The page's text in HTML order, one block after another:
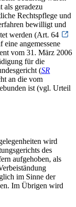
als geradezu
Rechtspflege und
bewilligt und
werden (Art. 64
eine angemessene
vom 31. März 2006
für die
(SR
an die vom
ist (vgl. Urteil
wird
des
aufgehoben, als
im Sinne der
Im Übrigen wird